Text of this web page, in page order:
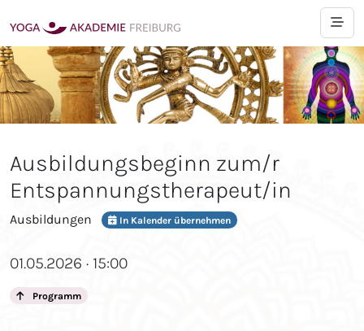
Ausbildungsbeginn zum/r
Entspannungstherapeut/in
Ausbildungen In Kalender übernehmen
01.05.2026 · 15:00
Programm